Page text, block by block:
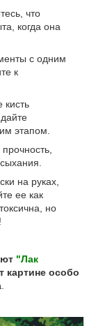
что
когда она
с одним
к
кисть
этапом.
на руках,
ее как
но
"Лак
картине особо